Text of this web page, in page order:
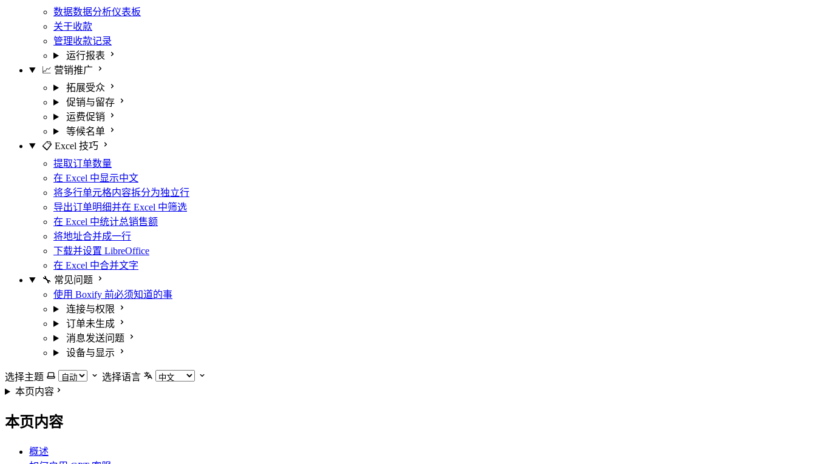
数据数据分析仪表板
关于收款
管理收款记录
运行报表
📈 营销推广
拓展受众
促销与留存
运费促销
等候名单
📋 Excel 技巧
提取订单数量
在 Excel 中显示中文
将多行单元格内容拆分为独立行
导出订单明细并在 Excel 中筛选
在 Excel 中统计总销售额
将地址合并成一行
下载并设置 LibreOffice
在 Excel 中合并文字
🔧 常见问题
使用 Boxify 前必须知道的事
连接与权限
订单未生成
消息发送问题
设备与显示
选择主题
选择语言
本页内容
本页内容
概述